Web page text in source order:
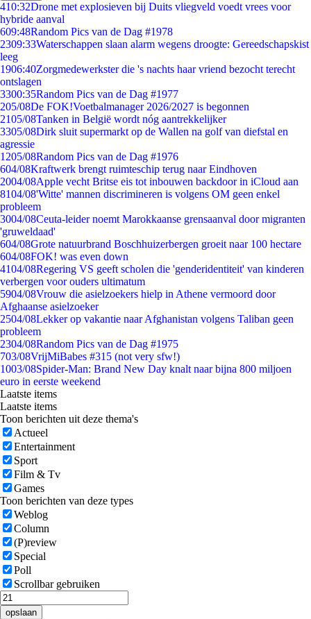
410:32Drone met explosieven bij Duits vliegveld voedt vrees voor
hybride aanval
609:48Random Pics van de Dag #1978
2309:33Waterschappen slaan alarm wegens droogte: Gereedschapskist
leeg
1906:40Zorgmedewerkster die 's nachts haar vriend bezocht terecht
ontslagen
3300:35Random Pics van de Dag #1977
205/08De FOK!Voetbalmanager 2026/2027 is begonnen
2105/08Tanken in België wordt nóg aantrekkelijker
3305/08Dirk sluit supermarkt op de Wallen na golf van diefstal en
agressie
1205/08Random Pics van de Dag #1976
604/08Kraftwerk brengt ruimteschip terug naar Eindhoven
2004/08Apple vecht Britse eis tot inbouwen backdoor in iCloud aan
8104/08'Witte' mannen discrimineren is volgens OM geen enkel
probleem
3004/08Ceuta-leider noemt Marokkaanse grensaanval door migranten
'gruweldaad'
604/08Grote natuurbrand Boschhuizerbergen groeit naar 100 hectare
604/08FOK! was even down
4104/08Regering VS geeft scholen die 'genderidentiteit' van kinderen
verbergen voor ouders ultimatum
5904/08Vrouw die asielzoekers hielp in Athene vermoord door
Afghaanse asielzoeker
2504/08Lekker op vakantie naar Afghanistan volgens Taliban geen
probleem
2304/08Random Pics van de Dag #1975
703/08VrijMiBabes #315 (not very sfw!)
1003/08Spider-Man: Brand New Day knalt naar bijna 800 miljoen
euro in eerste weekend
Laatste items
Laatste items
Toon berichten uit deze thema's
Actueel
Entertainment
Sport
Film & Tv
Games
Toon berichten van deze types
Weblog
Column
(P)review
Special
Poll
Scrollbar gebruiken
opslaan